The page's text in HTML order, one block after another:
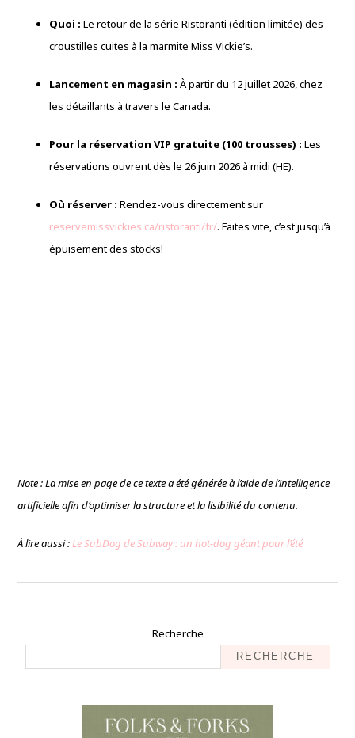
Quoi : Le retour de la série Ristoranti (édition limitée) des
croustilles cuites à la marmite Miss Vickie’s.
Lancement en magasin : À partir du 12 juillet 2026, chez
les détaillants à travers le Canada.
Pour la réservation VIP gratuite (100 trousses) : Les
réservations ouvrent dès le 26 juin 2026 à midi (HE).
Où réserver : Rendez-vous directement sur
reservemissvickies.ca/ristoranti/fr/. Faites vite, c’est jusqu’à
épuisement des stocks!
Note : La mise en page de ce texte a été générée à l’aide de l’intelligence
artificielle afin d’optimiser la structure et la lisibilité du contenu.
À lire aussi :Le SubDog de Subway : un hot-dog géant pour l’été
Recherche
RECHERCHE